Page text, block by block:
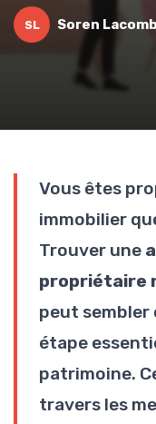
SL Soren
Vous êtes
immobilier
Trouver une
propriétaire
peut sembler
étape
patrimoine.
travers les